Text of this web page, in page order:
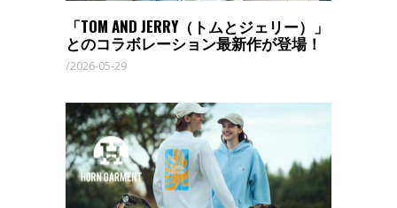
「TOM AND JERRY（トムとジェリー）」
とのコラボレーション最新作が登場！
2026-05-29